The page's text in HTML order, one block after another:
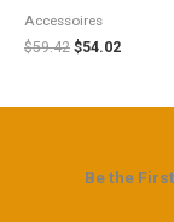
Accessoires
$59.42 $54.02
Be the